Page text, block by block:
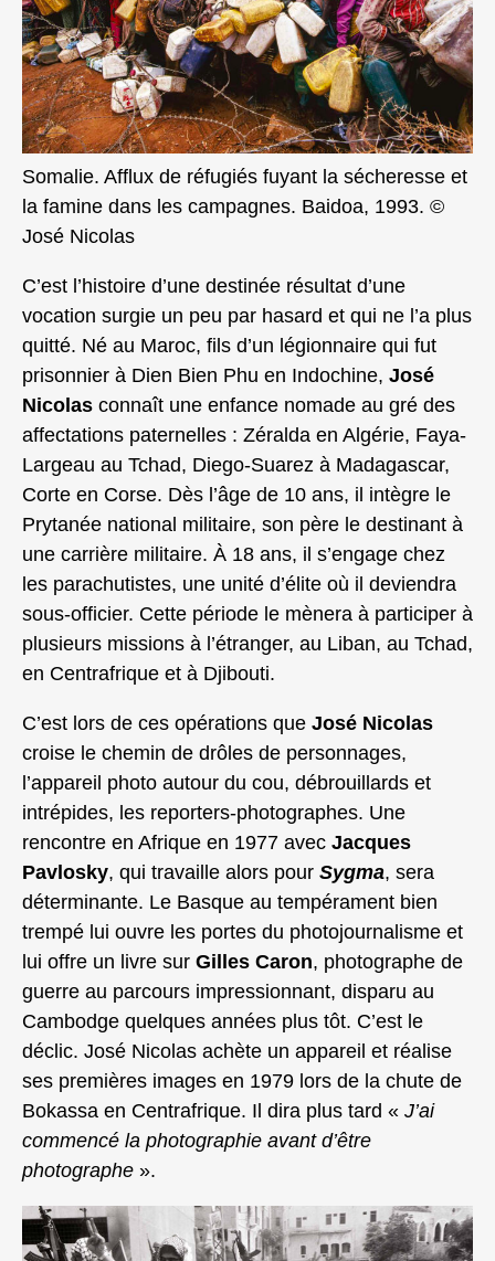
Somalie. Afflux de réfugiés fuyant la sécheresse et
la famine dans les campagnes. Baidoa, 1993. ©
José Nicolas
C’est l’histoire d’une destinée résultat d’une
vocation surgie un peu par hasard et qui ne l’a plus
quitté. Né au Maroc, fils d’un légionnaire qui fut
prisonnier à Dien Bien Phu en Indochine, José
Nicolas connaît une enfance nomade au gré des
affectations paternelles : Zéralda en Algérie, Faya-
Largeau au Tchad, Diego-Suarez à Madagascar,
Corte en Corse. Dès l’âge de 10 ans, il intègre le
Prytanée national militaire, son père le destinant à
une carrière militaire. À 18 ans, il s’engage chez
les parachutistes, une unité d’élite où il deviendra
sous-officier. Cette période le mènera à participer à
plusieurs missions à l’étranger, au Liban, au Tchad,
en Centrafrique et à Djibouti.
C’est lors de ces opérations que José Nicolas
croise le chemin de drôles de personnages,
l’appareil photo autour du cou, débrouillards et
intrépides, les reporters-photographes. Une
rencontre en Afrique en 1977 avec Jacques
Pavlosky, qui travaille alors pour Sygma, sera
déterminante. Le Basque au tempérament bien
trempé lui ouvre les portes du photojournalisme et
lui offre un livre sur Gilles Caron, photographe de
guerre au parcours impressionnant, disparu au
Cambodge quelques années plus tôt. C’est le
déclic. José Nicolas achète un appareil et réalise
ses premières images en 1979 lors de la chute de
Bokassa en Centrafrique. Il dira plus tard « J’ai
commencé la photographie avant d’être
photographe ».